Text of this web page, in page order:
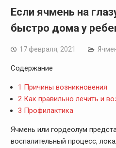
Если ячмень на
быстро дома у
17 февраля, 2021
Содержание
1 Причины возникновения
2Как правильно лечить и
3 Профилактика
Ячмень или гордеолум
воспалительный процесс,